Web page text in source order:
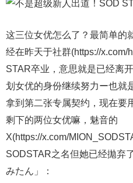
这三位女优怎么了？最简单的
经在昨天于社群(https://x.com/
STAR卒业，意思就是已经离
划女优的身份继续努力ー也就
拿到第二张专属契约，现在要
剩下的两位女优嘛，魅音的
X(https://x.com/
SODSTAR之名但她已经拋弃
みたん」：